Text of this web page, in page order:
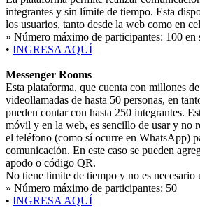
integrantes y sin límite de tiempo. Esta
los usuarios, tanto desde la web como en
» Número máximo de participantes: 100 en
• INGRESA AQUÍ
Messenger Rooms
Esta plataforma, que cuenta con millones
videollamadas de hasta 50 personas, en
pueden contar con hasta 250 integrantes.
móvil y en la web, es sencillo de usar y no
el teléfono (como sí ocurre en WhatsApp)
comunicación. En este caso se pueden
apodo o código QR.
No tiene limite de tiempo y no es necesario
» Número máximo de participantes: 50
• INGRESA AQUÍ